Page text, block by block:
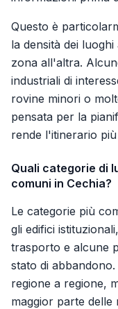
Questo è
la densità dei
zona all'altra.
industriali di
rovine minori o
pensata per la
rende l'itinerario
Quali categorie di
comuni in Cechia?
Le categorie più
gli edifici
trasporto e alcune
stato di
regione a regione,
maggior parte delle